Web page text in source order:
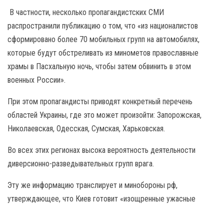
В частности, несколько пропагандистских СМИ
распространили публикацию о том, что «из националистов
сформировано более 70 мобильных групп на автомобилях,
которые будут обстреливать из минометов православные
храмы в Пасхальную ночь, чтобы затем обвинить в этом
военных России».
При этом пропагандисты приводят конкретный перечень
областей Украины, где это может произойти: Запорожская,
Николаевская, Одесская, Сумская, Харьковская.
Во всех этих регионах высока вероятность деятельности
диверсионно-разведывательных групп врага.
Эту же информацию транслирует и минобороны рф,
утверждающее, что Киев готовит «изощренные ужасные